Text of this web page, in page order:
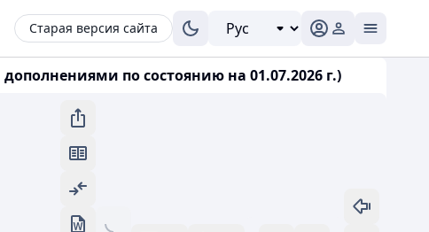
Старая версия сайта
по состоянию на 01.07.2026 г.)